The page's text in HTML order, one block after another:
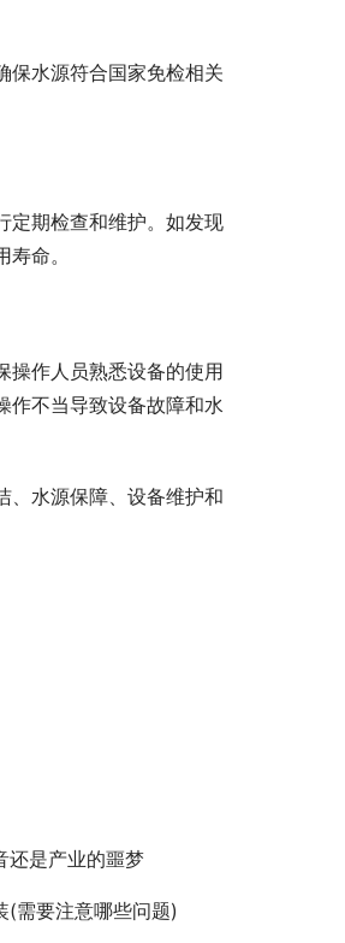
保水源符合国家免检相关
定期检查和维护。如发现
命。
操作人员熟悉设备的使用
作不当导致设备故障和水
、水源保障、设备维护和
还是产业的噩梦
(需要注意哪些问题)